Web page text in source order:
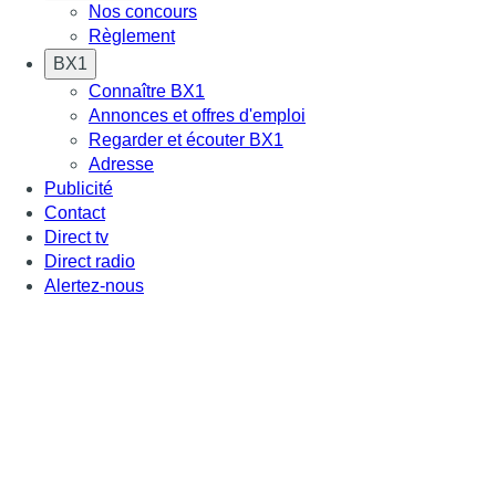
Nos concours
Règlement
BX1
Connaître BX1
Annonces et offres d'emploi
Regarder et écouter BX1
Adresse
Publicité
Contact
Direct tv
Direct radio
Alertez-nous